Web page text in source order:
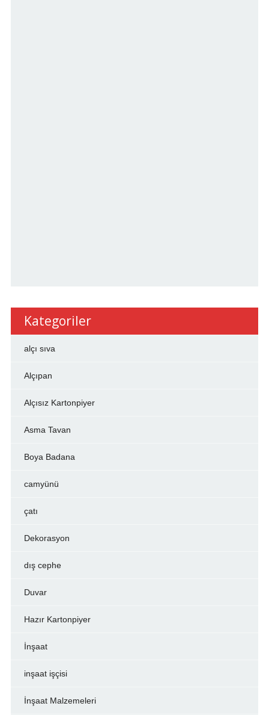
Kategoriler
alçı sıva
Alçıpan
Alçısız Kartonpiyer
Asma Tavan
Boya Badana
camyünü
çatı
Dekorasyon
dış cephe
Duvar
Hazır Kartonpiyer
İnşaat
inşaat işçisi
İnşaat Malzemeleri